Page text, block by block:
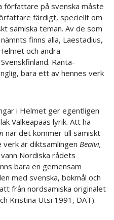
författare på svenska måste
färdigt, speciellt om
samiska teman. Av de som
finns alla, Laestadius,
och andra
Ranta-
bara ett av hennes verk
i Helmet ger egentligen
Valkeapääs lyrik. Att ha
när det kommer till samiskt
är diktsamlingen Beaivi,
Nordiska rådets
bara en gemensam
med svenska, bokmål och
från nordsamiska originalet
Kristina Utsi 1991, DAT).